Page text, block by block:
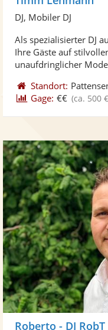
DJ, Mobiler DJ
Als spezialisierter DJ
Ihre Gäste auf
unaufdringlicher
Standort:
Gage: €€ (ca. 500
Roberto - DJ RobT